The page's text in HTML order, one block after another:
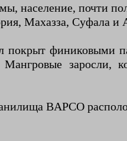
население, почти
Махазза, Суфала и
покрыт финиковыми
заросли,
BAPCO